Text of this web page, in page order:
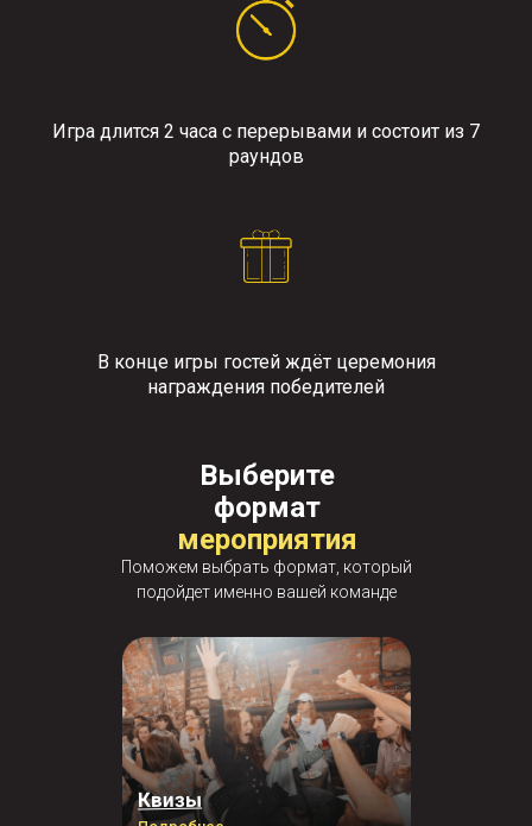
Игра длится 2 часа с перерывами и состоит из 7
раундов
В конце игры гостей ждёт церемония
награждения победителей
Поможем выбрать формат, который
подойдет именно вашей команде
Выберите
формат
мероприятия
Квизы